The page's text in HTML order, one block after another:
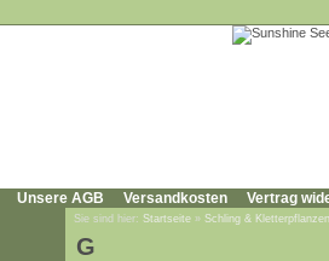
Unsere AGB Versandkosten Vertrag
Sie sind hier: Startseite » Schling & Kletterpflanzen
G